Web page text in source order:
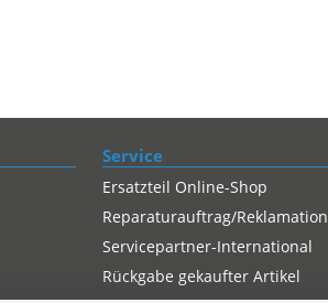
Service
Ersatzteil Online-Shop
Reparaturauftrag/Reklamation
Servicepartner-International
Rückgabe gekaufter Artikel